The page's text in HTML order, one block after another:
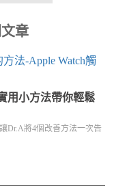
章
用小方法帶你輕鬆
Dr.A將4個改善方法一次告